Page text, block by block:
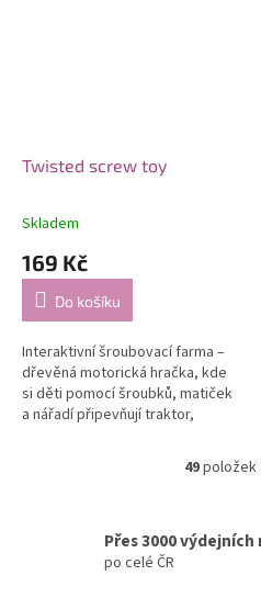
Twisted screw toy
Skladem
169 Kč
Do košíku
Interaktivní šroubovací farma –
dřevěná motorická hračka, kde
si děti pomocí šroubků, matiček
a nářadí připevňují traktor,
podložku. Skvělé pro rozvoj...
O
á
49položek
Přes 3000 výdejních
po celé ČR